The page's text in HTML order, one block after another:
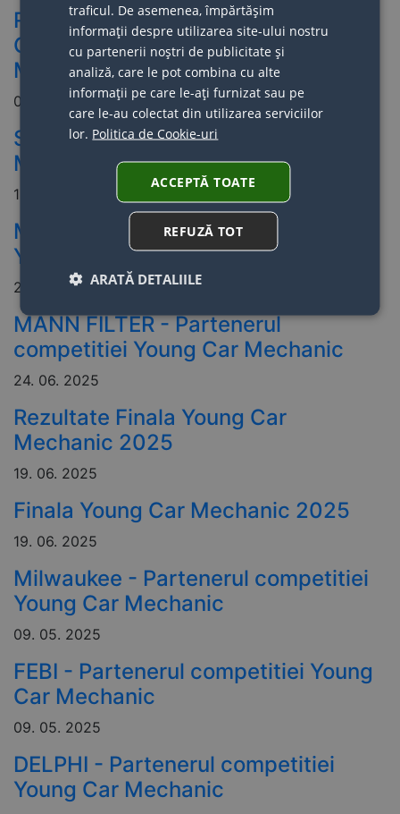
REZULTATELE PENTRU ETAPA 1 A
COMPETITIEI YOUNG CAR
MECHANIC EDITIA 2026
09. 02. 2026
START ÎNSCRIERI YOUNG CAR
MECHANIC 2026!
13. 01. 2026
MEYLE - Partenerul competitiei
Young Car Mechanic
24. 06. 2025
MANN FILTER - Partenerul
competitiei Young Car Mechanic
24. 06. 2025
Rezultate Finala Young Car
Mechanic 2025
19. 06. 2025
Finala Young Car Mechanic 2025
19. 06. 2025
Milwaukee - Partenerul competitiei
Young Car Mechanic
09. 05. 2025
FEBI - Partenerul competitiei Young
Car Mechanic
09. 05. 2025
DELPHI - Partenerul competitiei
Young Car Mechanic
traficul. De asemenea, împărtășim
informații despre utilizarea site-ului nostru
cu partenerii noștri de publicitate și
analiză, care le pot combina cu alte
informații pe care le-ați furnizat sau pe
care le-au colectat din utilizarea serviciilor
lor. Politica de Cookie-uri
ACCEPTĂ TOATE
REFUZĂ TOT
ARATĂ DETALIILE